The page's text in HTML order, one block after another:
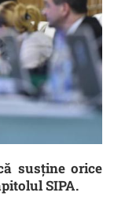
susține orice
SIPA.